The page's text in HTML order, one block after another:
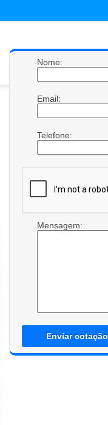
Nome:
Email:
Telefone:
Mensagem:
Enviar cotação